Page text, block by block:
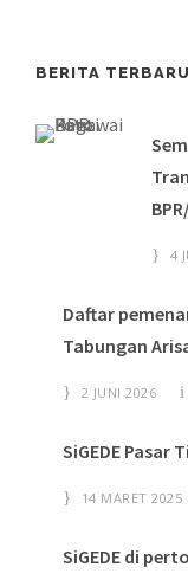
BERITA TERBARU
4
Daftar
Tabungan
2 JUNI 2026
SiGEDE Pasar
14 MARET 2025
SiGEDE di